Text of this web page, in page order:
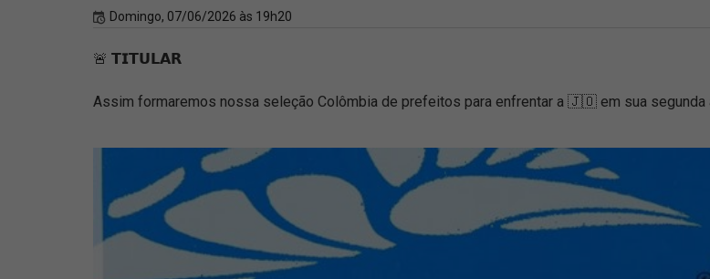
Domingo, 07/06/2026 às 19h20
🚨 𝗧𝗜𝗧𝗨𝗟𝗔𝗥
Assim formaremos nossa seleção Colômbia de prefeitos para enfrentar a 🇯🇴 em sua